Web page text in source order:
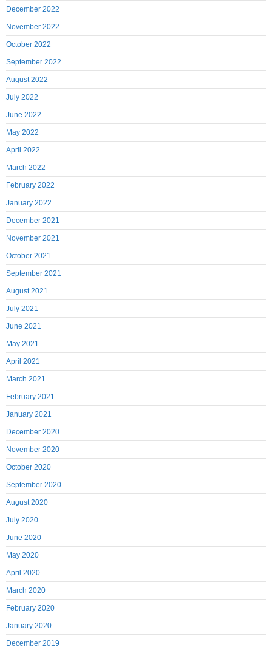
December 2022
November 2022
October 2022
September 2022
August 2022
July 2022
June 2022
May 2022
April 2022
March 2022
February 2022
January 2022
December 2021
November 2021
October 2021
September 2021
August 2021
July 2021
June 2021
May 2021
April 2021
March 2021
February 2021
January 2021
December 2020
November 2020
October 2020
September 2020
August 2020
July 2020
June 2020
May 2020
April 2020
March 2020
February 2020
January 2020
December 2019